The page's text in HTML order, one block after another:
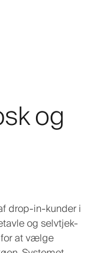
og
drop-in-kunder i
og selvtjek-
at vælge